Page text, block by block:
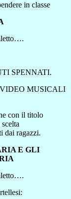
in classe
SPENNATI.
MUSICALI
con il titolo
dai ragazzi.
E GLI